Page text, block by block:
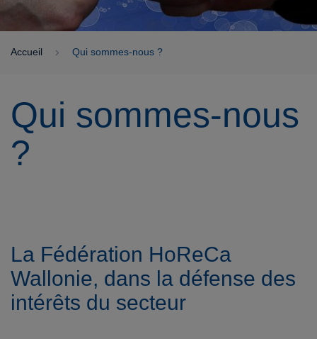
Accueil Qui sommes-nous ?
Qui sommes-nous
?
La Fédération HoReCa
Wallonie, dans la défense des
intérêts du secteur